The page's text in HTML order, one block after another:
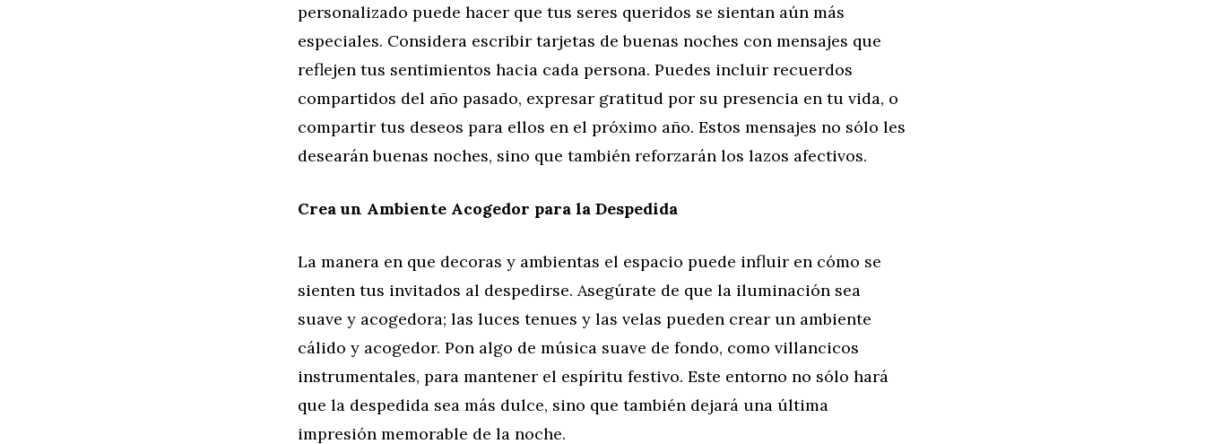
personalizado puede hacer que tus seres queridos se sientan aún más
especiales. Considera escribir tarjetas de buenas noches con mensajes que
reflejen tus sentimientos hacia cada persona. Puedes incluir recuerdos
compartidos del año pasado, expresar gratitud por su presencia en tu vida, o
compartir tus deseos para ellos en el próximo año. Estos mensajes no sólo les
desearán buenas noches, sino que también reforzarán los lazos afectivos.
Crea un Ambiente Acogedor para la Despedida
La manera en que decoras y ambientas el espacio puede influir en cómo se
sienten tus invitados al despedirse. Asegúrate de que la iluminación sea
suave y acogedora; las luces tenues y las velas pueden crear un ambiente
cálido y acogedor. Pon algo de música suave de fondo, como villancicos
instrumentales, para mantener el espíritu festivo. Este entorno no sólo hará
que la despedida sea más dulce, sino que también dejará una última
impresión memorable de la noche.